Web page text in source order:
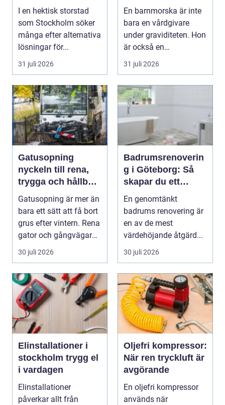
glans
I en hektisk storstad
som Stockholm söker
många efter alternativa
lösningar för...
31 juli 2026
barnmorska i
malmö
En barnmorska är inte
bara en vårdgivare
under graviditeten. Hon
är också en
följeslagare genom
31 juli 2026
Gatusopning
nyckeln till rena,
trygga och hållbara
stadsmiljöer
Gatusopning är mer än
bara ett sätt att få bort
grus efter vintern. Rena
gator och gångvägar
påverka...
30 juli 2026
Badrumsrenoverin
g i Göteborg: Så
skapar du ett
hållbart och
modernt badrum
En genomtänkt
badrums renovering är
en av de mest
värdehöjande åtgärd...
30 juli 2026
Elinstallationer i
stockholm trygg el
i vardagen
Elinstallationer
påverkar allt från
Oljefri kompressor:
När ren tryckluft är
avgörande
En oljefri kompressor
används när